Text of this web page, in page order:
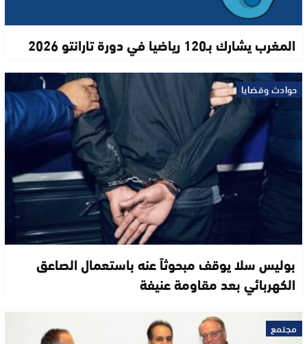
المغرب يشارك بـ120 رياضيا في دورة تارانتو 2026
حوادث وقضايا
بوليس سلا يوقف مبحوثاً عنه باستعمال الصاعق
الكهربائي بعد مقاومة عنيفة
مجتمع